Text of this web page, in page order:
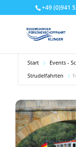
+49 (0)941
Start Events -
Strudelfahrten